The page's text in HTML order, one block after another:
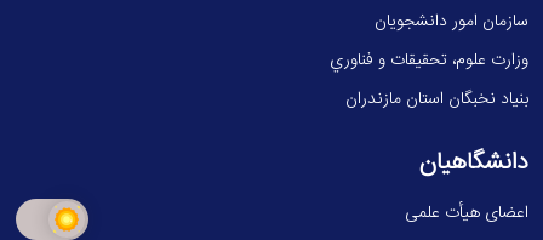
سازمان امور دانشجویان
وزارت علوم، تحقيقات و فناوري
بنیاد نخبگان استان مازندران
دانشگاهیان
اعضای هیأت علمی